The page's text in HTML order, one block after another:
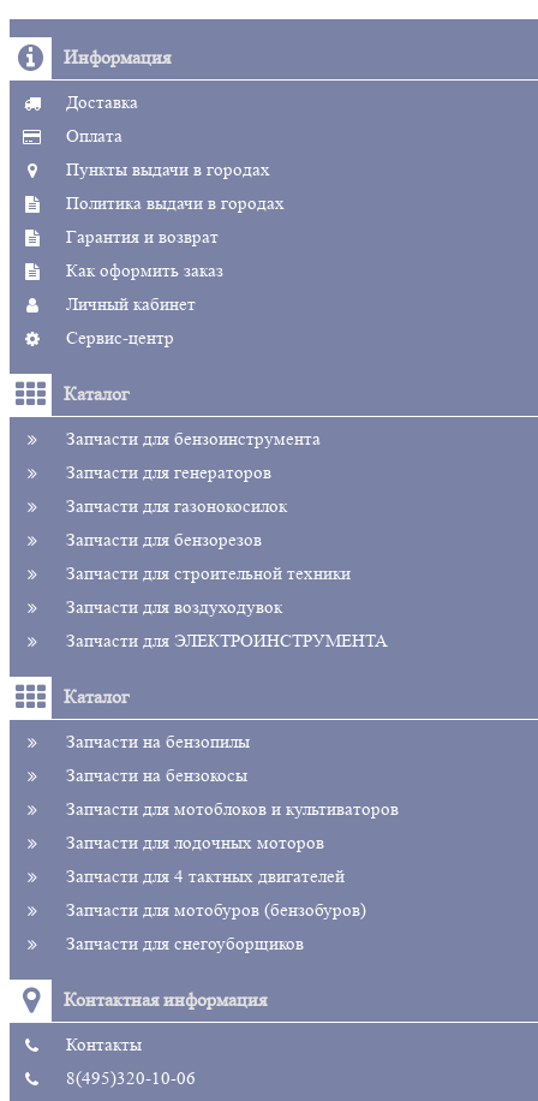
Информация
Доставка
Оплата
Пункты выдачи в городах
Политика выдачи в городах
Гарантия и возврат
Как оформить заказ
Личный кабинет
Сервис-центр
Каталог
Запчасти для бензоинструмента
Запчасти для генераторов
Запчасти для газонокосилок
Запчасти для бензорезов
Запчасти для строительной техники
Запчасти для воздуходувок
Запчасти для ЭЛЕКТРОИНСТРУМЕНТА
Каталог
Запчасти на бензопилы
Запчасти на бензокосы
Запчасти для мотоблоков и культиваторов
Запчасти для лодочных моторов
Запчасти для 4 тактных двигателей
Запчасти для мотобуров (бензобуров)
Запчасти для снегоуборщиков
Контактная информация
Контакты
8(495)320-10-06